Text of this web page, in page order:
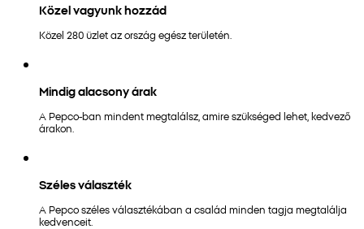
Közel vagyunk hozzád
Közel 280 üzlet az ország egész területén.
Mindig alacsony árak
A Pepco-ban mindent megtalálsz, amire szükséged lehet, kedvező
árakon.
Széles választék
A Pepco széles választékában a család minden tagja megtalálja
kedvenceit.